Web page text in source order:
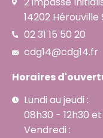
14202
02 31 15 50 20
cdg14@cdg14.fr
Horaires
Lundi au jeudi :
08h30 - 12h30
Vendredi :